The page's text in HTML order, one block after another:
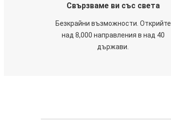
Свързваме ви със света
Безкрайни възможности. Открийте
над 8,000 направления в над 40
държави.